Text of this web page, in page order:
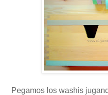
Pegamos los washis